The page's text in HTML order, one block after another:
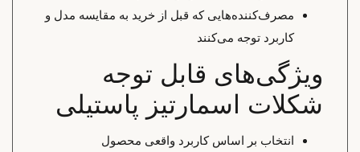
مصرف‌کننده‌هایی که قبل از خرید به مقایسه مدل و
کاربرد توجه می‌کنند
ویژگی‌های قابل توجه
شکلات اسمارتیز پاستیلی
انتخاب بر اساس کاربرد واقعی محصول